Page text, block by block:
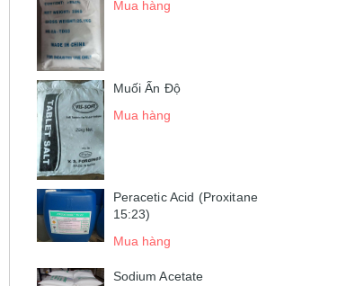
Mua hàng
Muối Ấn Độ
Mua hàng
Peracetic Acid (Proxitane
15:23)
Mua hàng
Sodium Acetate